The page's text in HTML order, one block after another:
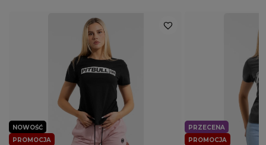
PROMOCJA
NOWOŚĆ
PROMOCJA
PRZECENA